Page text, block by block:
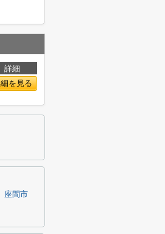
詳細
を見る
座間市